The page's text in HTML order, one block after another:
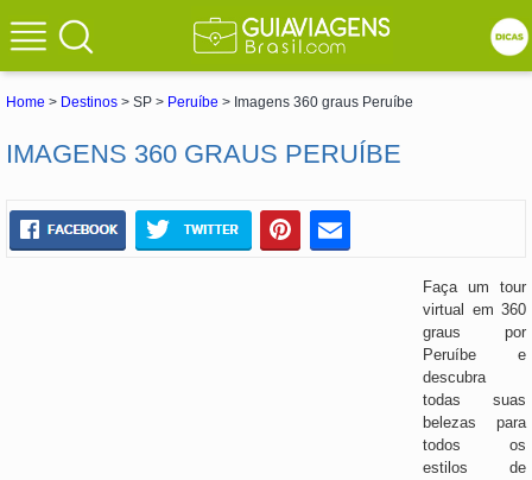
Home > Destinos > SP > Peruíbe > Imagens 360 graus Peruíbe
IMAGENS 360 GRAUS PERUÍBE
Faça um tour
virtual em 360
graus por
Peruíbe e
descubra
todas suas
belezas para
todos os
estilos de